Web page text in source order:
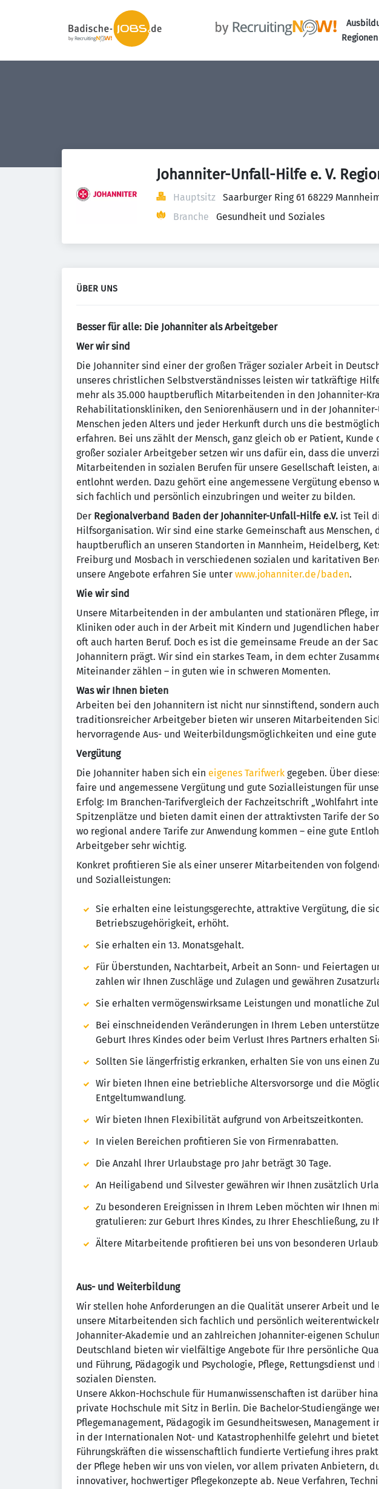
Regionen
Johanniter-Unfall-Hilfe e. V.
Hauptsitz
Saarburger Ring 61 68229
Branche
Gesundheit und Soziales
ÜBER UNS
Besser für alle: Die Johanniter als Arbeitgeber
Wer wir sind
Die Johanniter sind einer der großen Träger sozialer Arbeit in
unseres christlichen Selbstverständnisses leisten wir tatkräftige
mehr als 35.000 hauptberuflich Mitarbeitenden in den Johanniter-
Rehabilitationskliniken, den Seniorenhäusern und in der
Menschen jeden Alters und jeder Herkunft durch uns die
erfahren. Bei uns zählt der Mensch, ganz gleich ob er Patient,
großer sozialer Arbeitgeber setzen wir uns dafür ein, dass die
Mitarbeitenden in sozialen Berufen für unsere Gesellschaft leisten,
entlohnt werden. Dazu gehört eine angemessene Vergütung
sich fachlich und persönlich einzubringen und weiter zu bilden.
Der Regionalverband Baden der Johanniter-Unfall-Hilfe e.V. ist Teil
Hilfsorganisation. Wir sind eine starke Gemeinschaft aus
hauptberuflich an unseren Standorten in Mannheim, Heidelberg,
Freiburg und Mosbach in verschiedenen sozialen und karitativen
unsere Angebote erfahren Sie unter www.johanniter.de/baden.
Wie wir sind
Unsere Mitarbeitenden in der ambulanten und stationären Pflege,
Kliniken oder auch in der Arbeit mit Kindern und Jugendlichen
oft auch harten Beruf. Doch es ist die gemeinsame Freude an der
Johannitern prägt. Wir sind ein starkes Team, in dem echter
Miteinander zählen – in guten wie in schweren Momenten.
Was wir Ihnen bieten
Arbeiten bei den Johannitern ist nicht nur sinnstiftend, sondern
traditionsreicher Arbeitgeber bieten wir unseren Mitarbeitenden
hervorragende Aus- und Weiterbildungsmöglichkeiten und eine gute
Vergütung
Die Johanniter haben sich ein eigenes Tarifwerk gegeben. Über
faire und angemessene Vergütung und gute Sozialleistungen für
Erfolg: Im Branchen-Tarifvergleich der Fachzeitschrift „Wohlfahrt
Spitzenplätze und bieten damit einen der attraktivsten Tarife der
wo regional andere Tarife zur Anwendung kommen – eine gute
Arbeitgeber sehr wichtig.
Konkret profitieren Sie als einer unserer Mitarbeitenden von
und Sozialleistungen:
Sie erhalten eine leistungsgerechte, attraktive Vergütung, die
Betriebszugehörigkeit, erhöht.
Sie erhalten ein 13. Monatsgehalt.
Für Überstunden, Nachtarbeit, Arbeit an Sonn- und Feiertagen
zahlen wir Ihnen Zuschläge und Zulagen und gewähren
Sie erhalten vermögenswirksame Leistungen und monatliche
Bei einschneidenden Veränderungen in Ihrem Leben
Geburt Ihres Kindes oder beim Verlust Ihres Partners erhalten
Sollten Sie längerfristig erkranken, erhalten Sie von uns einen
Wir bieten Ihnen eine betriebliche Altersvorsorge und die
Entgeltumwandlung.
Wir bieten Ihnen Flexibilität aufgrund von Arbeitszeitkonten.
In vielen Bereichen profitieren Sie von Firmenrabatten.
Die Anzahl Ihrer Urlaubstage pro Jahr beträgt 30 Tage.
An Heiligabend und Silvester gewähren wir Ihnen zusätzlich
Zu besonderen Ereignissen in Ihrem Leben möchten wir Ihnen
gratulieren: zur Geburt Ihres Kindes, zu Ihrer Eheschließung, zu
Ältere Mitarbeitende profitieren bei uns von besonderen
Aus- und Weiterbildung
Wir stellen hohe Anforderungen an die Qualität unserer Arbeit und
unsere Mitarbeitenden sich fachlich und persönlich
Johanniter-Akademie und an zahlreichen Johanniter-eigenen
Deutschland bieten wir vielfältige Angebote für Ihre persönliche
und Führung, Pädagogik und Psychologie, Pflege, Rettungsdienst
sozialen Diensten.
Unsere Akkon-Hochschule für Humanwissenschaften ist darüber
private Hochschule mit Sitz in Berlin. Die Bachelor-Studiengänge
Pflegemanagement, Pädagogik im Gesundheitswesen, Management
in der Internationalen Not- und Katastrophenhilfe gelehrt und bietet
Führungskräften die wissenschaftlich fundierte Vertiefung ihres
der Pflege heben wir uns von vielen, vor allem privaten Anbietern,
innovativer, hochwertiger Pflegekonzepte ab. Neue Verfahren,